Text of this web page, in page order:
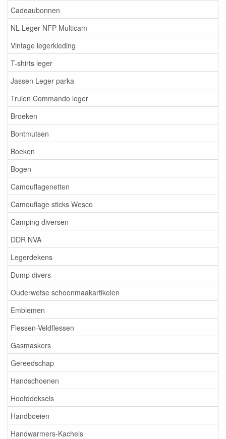
Cadeaubonnen
NL Leger NFP Multicam
Vintage legerkleding
T-shirts leger
Jassen Leger parka
Truien Commando leger
Broeken
Bontmutsen
Boeken
Bogen
Camouflagenetten
Camouflage sticks Wesco
Camping diversen
DDR NVA
Legerdekens
Dump divers
Ouderwetse schoonmaakartikelen
Emblemen
Flessen-Veldflessen
Gasmaskers
Gereedschap
Handschoenen
Hoofddeksels
Handboeien
Handwarmers-Kachels